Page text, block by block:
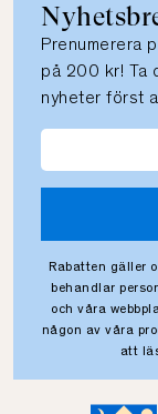
Prenumerera
på 200 kr! Ta
nyheter först
Rabatten gäller
behandlar
och våra
någon av våra
att